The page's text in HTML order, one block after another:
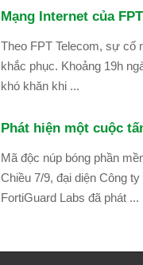
Mạng Internet của
Theo FPT Telecom, sự cố
khắc phục. Khoảng 19h
khó khăn khi ...
Phát hiện một cuộc
Mã độc núp bóng phần
Chiều 7/9, đại diện Công
FortiGuard Labs đã phát ...